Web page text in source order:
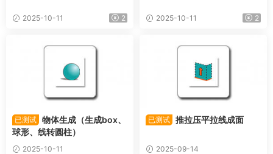
2025-10-11 2 2025-10-11 2
已测试 物体生成（生成box、
球形、线转圆柱）
2025-10-11
已测试 推拉压平拉线成面
2025-09-14